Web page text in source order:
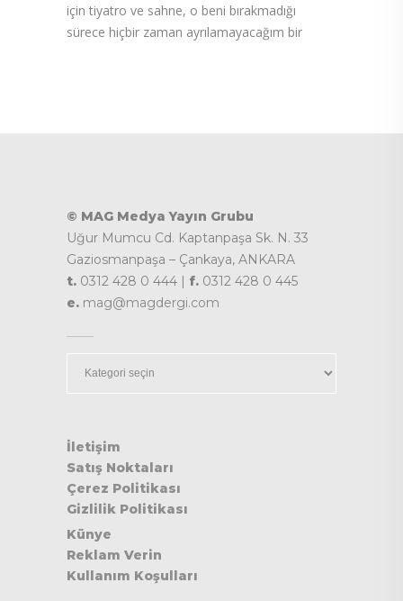
için tiyatro ve sahne, o beni bırakmadığı
sürece hiçbir zaman ayrılamayacağım bir
© MAG Medya Yayın Grubu
Uğur Mumcu Cd. Kaptanpaşa Sk. N. 33
Gaziosmanpaşa – Çankaya, ANKARA
t. 0312 428 0 444 | f. 0312 428 0 445
e. mag@magdergi.com
İletişim
Satış Noktaları
Çerez Politikası
Gizlilik Politikası
Künye
Reklam Verin
Kullanım Koşulları